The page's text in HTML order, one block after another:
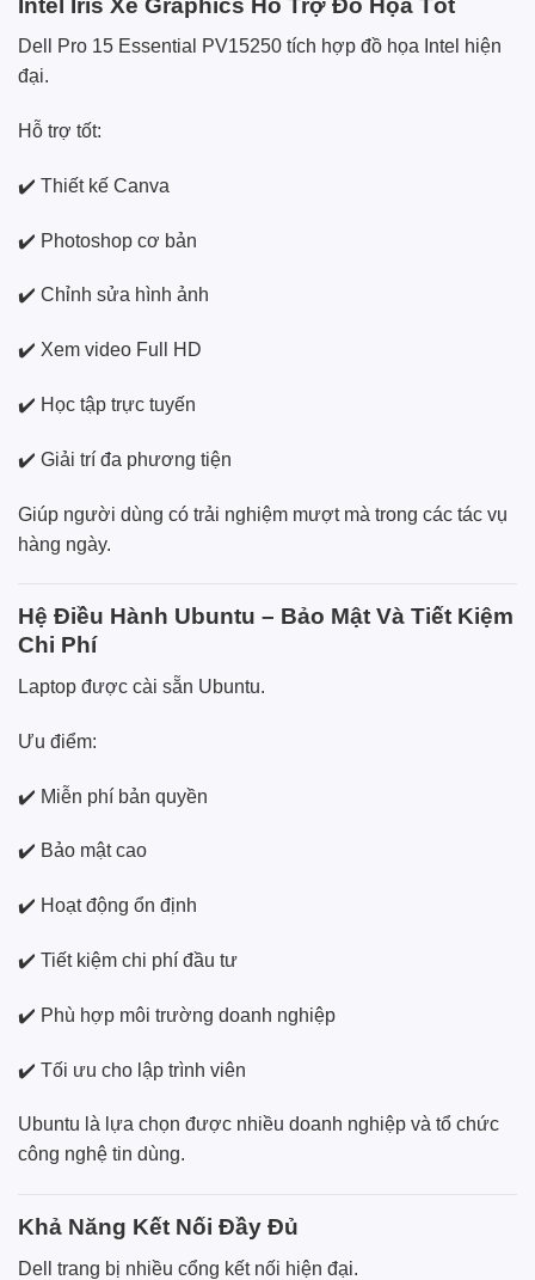
Dell Pro 15 Essential PV15250 tích hợp đồ họa Intel hiện
đại.
Hỗ trợ tốt:
✔️ Thiết kế Canva
✔️ Photoshop cơ bản
✔️ Chỉnh sửa hình ảnh
✔️ Xem video Full HD
✔️ Học tập trực tuyến
✔️ Giải trí đa phương tiện
Giúp người dùng có trải nghiệm mượt mà trong các tác vụ
hàng ngày.
Hệ Điều Hành Ubuntu – Bảo Mật Và Tiết Kiệm
Chi Phí
Laptop được cài sẵn Ubuntu.
Ưu điểm:
✔️ Miễn phí bản quyền
✔️ Bảo mật cao
✔️ Hoạt động ổn định
✔️ Tiết kiệm chi phí đầu tư
✔️ Phù hợp môi trường doanh nghiệp
✔️ Tối ưu cho lập trình viên
Ubuntu là lựa chọn được nhiều doanh nghiệp và tổ chức
công nghệ tin dùng.
Khả Năng Kết Nối Đầy Đủ
Dell trang bị nhiều cổng kết nối hiện đại.